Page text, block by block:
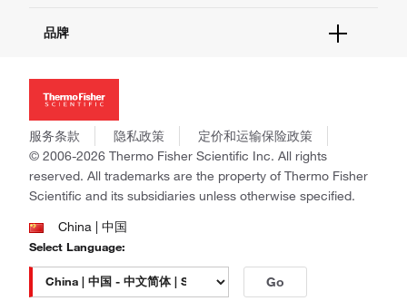
社交媒体
招聘
新闻
社会责任
商标
政策和通知
品牌
Applied Biosystems
Invitrogen
Gibco
Ion Torrent
Unity Lab Services
Patheon
PPD
服务条款 隐私政策
定价和运输保险政策
© 2006-2026 Thermo Fisher Scientific Inc. All rights
reserved. All trademarks are the property of Thermo Fisher
Scientific and its subsidiaries unless otherwise specified.
China | 中国
Select Language:
Go